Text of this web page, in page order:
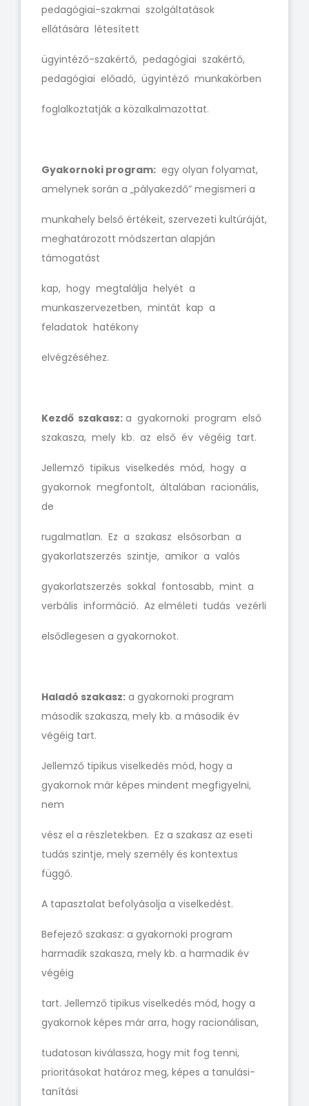
pedagógiai-szakmai szolgáltatások
ellátására létesített
ügyintéző-szakértő, pedagógiai szakértő,
pedagógiai előadó, ügyintéző munkakörben
foglalkoztatják a közalkalmazottat.
Gyakornoki program: egy olyan folyamat,
amelynek során a „pályakezdő” megismeri a
munkahely belső értékeit, szervezeti kultúráját,
meghatározott módszertan alapján
támogatást
kap, hogy megtalálja helyét a
munkaszervezetben, mintát kap a
feladatok hatékony
elvégzéséhez.
Kezdő szakasz: a gyakornoki program első
szakasza, mely kb. az első év végéig tart.
Jellemző tipikus viselkedés mód, hogy a
gyakornok megfontolt, általában racionális,
de
rugalmatlan. Ez a szakasz elsősorban a
gyakorlatszerzés szintje, amikor a valós
gyakorlatszerzés sokkal fontosabb, mint a
verbális információ. Az elméleti tudás vezérli
elsődlegesen a gyakornokot.
Haladó szakasz: a gyakornoki program
második szakasza, mely kb. a második év
végéig tart.
Jellemző tipikus viselkedés mód, hogy a
gyakornok már képes mindent megfigyelni,
nem
vész el a részletekben. Ez a szakasz az eseti
tudás szintje, mely személy és kontextus
függő.
A tapasztalat befolyásolja a viselkedést.
Befejező szakasz: a gyakornoki program
harmadik szakasza, mely kb. a harmadik év
végéig
tart. Jellemző tipikus viselkedés mód, hogy a
gyakornok képes már arra, hogy racionálisan,
tudatosan kiválassza, hogy mit fog tenni,
prioritásokat határoz meg, képes a tanulási-
tanítási